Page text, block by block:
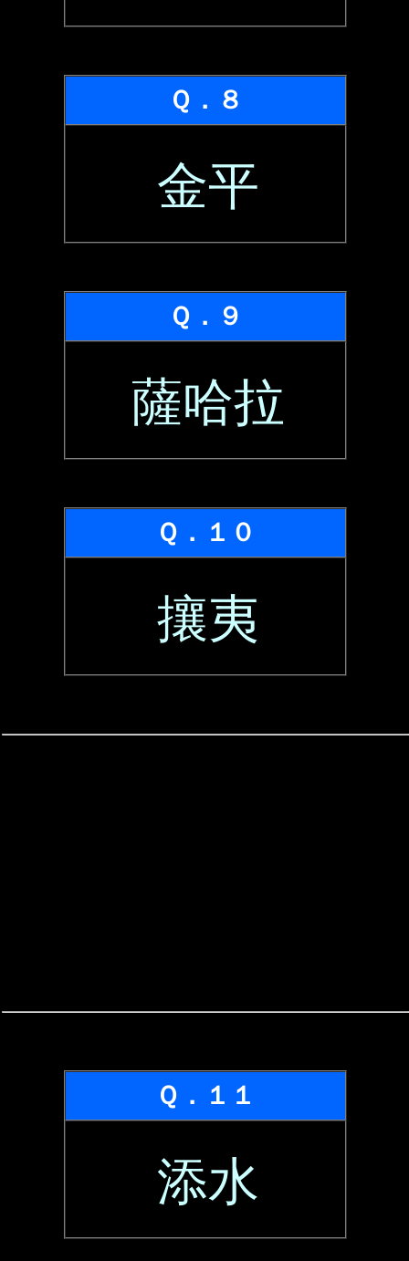
Ｑ．８
金平
Ｑ．９
薩哈拉
Ｑ．１０
攘夷
Ｑ．１１
添水